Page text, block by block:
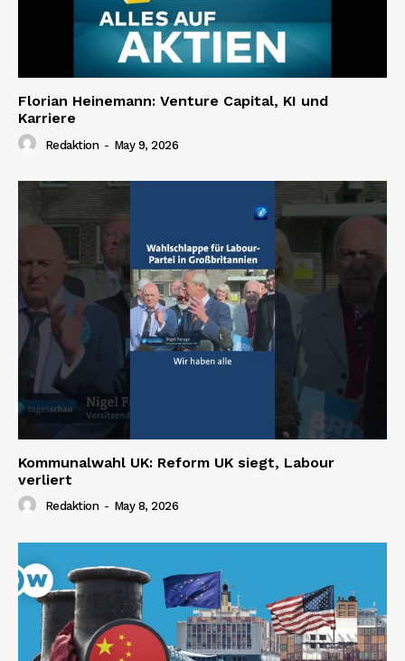
Florian Heinemann: Venture Capital, KI und
Karriere
Redaktion - May 9, 2026
Kommunalwahl UK: Reform UK siegt, Labour
verliert
Redaktion - May 8, 2026